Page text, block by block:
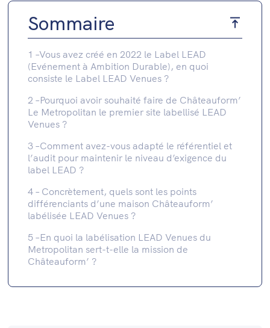
Sommaire
1 –Vous avez créé en 2022 le Label LEAD
(Evénement à Ambition Durable), en quoi
consiste le Label LEAD Venues ?
2 –Pourquoi avoir souhaité faire de Châteauform’
Le Metropolitan le premier site labellisé LEAD
Venues ?
3 –Comment avez-vous adapté le référentiel et
l’audit pour maintenir le niveau d’exigence du
label LEAD ?
4 – Concrètement, quels sont les points
différenciants d’une maison Châteauform’
labélisée LEAD Venues ?
5 –En quoi la labélisation LEAD Venues du
Metropolitan sert-t-elle la mission de
Châteauform’ ?